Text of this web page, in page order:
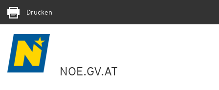
Drucken
NOE.GV.AT